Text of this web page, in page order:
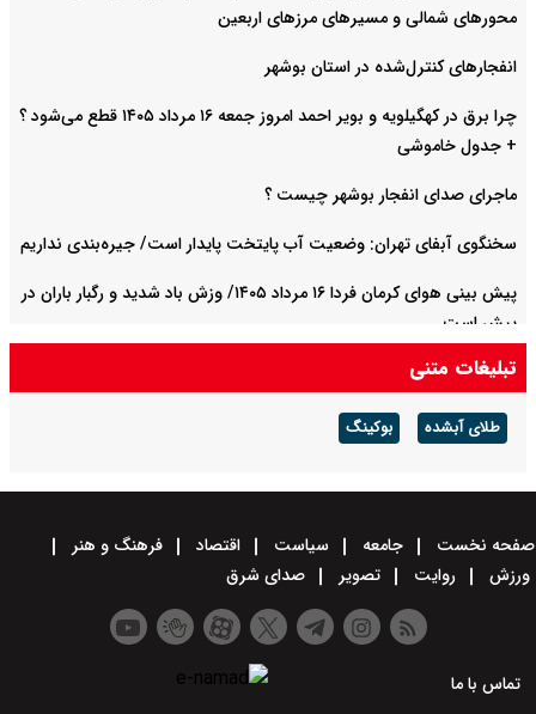
محورهای شمالی و مسیرهای مرزهای اربعین
انفجارهای کنترل‌شده در استان بوشهر
چرا برق در کهگیلویه و بویر احمد امروز جمعه ۱۶ مرداد ۱۴۰۵ قطع می‌شود ؟
+ جدول خاموشی
ماجرای صدای انفجار بوشهر چیست ؟
سخنگوی آبفای تهران: وضعیت آب پایتخت پایدار است/ جیره‌بندی نداریم
پیش بینی هوای کرمان فردا ۱۶ مرداد ۱۴۰۵/ وزش باد شدید و رگبار باران در
پیش است
پیش بینی هوای چهارمحال و بختیاری فردا ۱۶ مرداد ۱۴۰۵/ گرما ادامه دارد
تبلیغات متنی
طلای آبشده بوکینگ
صفحه نخست جامعه سیاست اقتصاد
فرهنگ و هنر
ورزش
روایت تصویر صدای شرق
تماس با ما